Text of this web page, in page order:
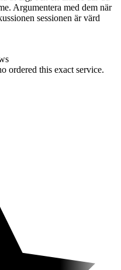
Argumentera med dem när
sessionen är värd
ordered this exact service.